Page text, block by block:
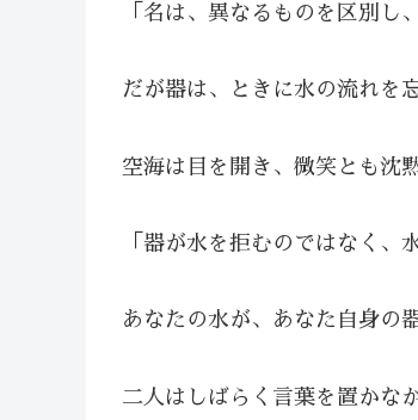
「名は、異なるものを区別し
だが器は、ときに水の流れを
空海は目を開き、微笑とも沈
「器が水を拒むのではなく、
あなたの水が、あなた自身の
二人はしばらく言葉を置かな